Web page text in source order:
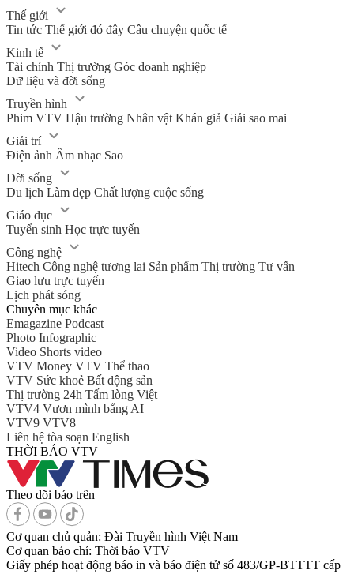
Thế giới
Tin tức Thế giới đó đây Câu chuyện quốc tế
Kinh tế
Tài chính Thị trường Góc doanh nghiệp
Dữ liệu và đời sống
Truyền hình
Phim VTV Hậu trường Nhân vật Khán giả Giải sao mai
Giải trí
Điện ảnh Âm nhạc Sao
Đời sống
Du lịch Làm đẹp Chất lượng cuộc sống
Giáo dục
Tuyển sinh Học trực tuyến
Công nghệ
Hitech Công nghệ tương lai Sản phẩm Thị trường Tư vấn
Giao lưu trực tuyến
Lịch phát sóng
Chuyên mục khác
Emagazine Podcast
Photo Infographic
Video Shorts video
VTV Money VTV Thể thao
VTV Sức khoẻ Bất động sản
Thị trường 24h Tấm lòng Việt
VTV4 Vươn mình bằng AI
VTV9 VTV8
Liên hệ tòa soạn English
THỜI BÁO VTV
Theo dõi báo trên
Cơ quan chủ quản: Đài Truyền hình Việt Nam
Cơ quan báo chí: Thời báo VTV
Giấy phép hoạt động báo in và báo điện tử số 483/GP-BTTTT cấp